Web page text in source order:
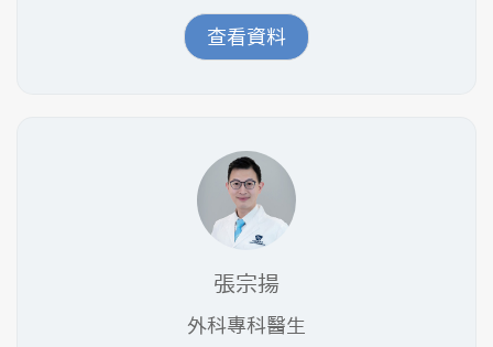
查看資料
張宗揚
外科專科醫生